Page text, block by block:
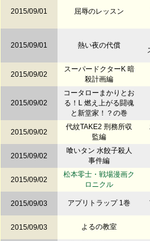
2015/09/01 屈辱のレッスン
2015/09/01 熱い夜の代償
2015/09/02
スーパードクターK 暗
殺計画編
2015/09/02
コータローまかりとお
る！L 燃え上がる闘魂
と新堂家！？の巻
2015/09/02
代紋TAKE2 刑務所収
監編
2015/09/02
喰いタン 水餃子殺人
事件編
2015/09/02
松本零士・戦場漫画ク
ロニクル
2015/09/03 アプリトラップ 1巻
2015/09/03 よるの教室